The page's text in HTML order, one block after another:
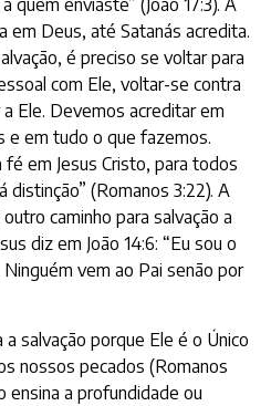
quem enviaste” (João 17:3). A
em Deus, até Satanás acredita.
é preciso se voltar para
com Ele, voltar-se contra
Ele. Devemos acreditar em
e em tudo o que fazemos.
em Jesus Cristo, para todos
distinção” (Romanos 3:22). A
caminho para salvação a
diz em João 14:6: “Eu sou o
vem ao Pai senão por
a salvação porque Ele é o Único
nossos pecados (Romanos
ensina a profundidade ou